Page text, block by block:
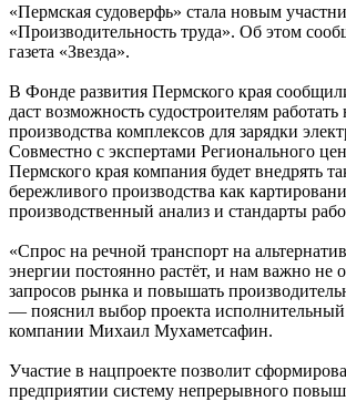
«Пермская судоверфь» стала новым
«Производительность труда». Об этом
газета «Звезда».
В Фонде развития Пермского края
даст возможность судостроителям
производства комплексов для зарядки
Совместно с экспертами Регионального
Пермского края компания будет внедрять
бережливого производства как
производственный анализ и стандарты
«Спрос на речной транспорт на
энергии постоянно растёт, и нам важно не
запросов рынка и повышать
— пояснил выбор проекта исполнительный
компании Михаил Мухаметсафин.
Участие в нацпроекте позволит
предприятии систему непрерывного